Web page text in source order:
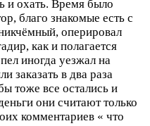
и охать. Время было
благо знакомые есть с
оперировал
как и полагается
иногда уезжал на
заказать в два раза
тоже все остались и
они считают только
комментариев « что